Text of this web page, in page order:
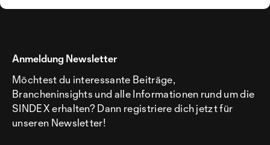
Anmeldung Newsletter
Möchtest du interessante Beiträge,
Brancheninsights und alle Informationen rund um die
SINDEX erhalten? Dann registriere dich jetzt für
unseren Newsletter!